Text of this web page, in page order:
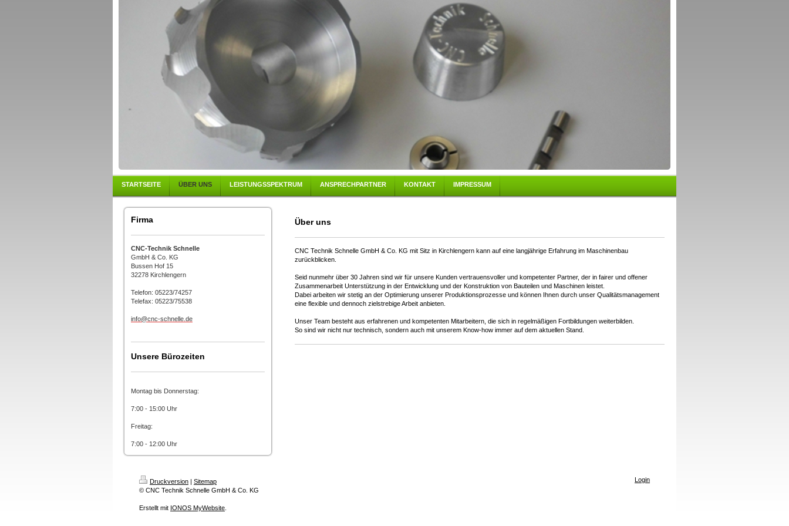
STARTSEITE ÜBER UNS LEISTUNGSSPEKTRUM ANSPRECHPARTNER KONTAKT IMPRESSUM
Firma
CNC-Technik Schnelle
GmbH & Co. KG
Bussen Hof 15
32278 Kirchlengern
Telefon: 05223/74257
Telefax: 05223/75538
info@cnc-schnelle.de
Unsere Bürozeiten
Montag bis Donnerstag:
7:00 - 15:00 Uhr
Freitag:
7:00 - 12:00 Uhr
Über uns
CNC Technik Schnelle GmbH & Co. KG mit Sitz in Kirchlengern kann auf eine langjährige Erfahrung im Maschinenbau
zurückblicken.
Seid nunmehr über 30 Jahren sind wir für unsere Kunden vertrauensvoller und kompetenter Partner, der in fairer und offener
Zusammenarbeit Unterstützung in der Entwicklung und der Konstruktion von Bauteilen und Maschinen leistet.
Dabei arbeiten wir stetig an der Optimierung unserer Produktionsprozesse und können Ihnen durch unser Qualitätsmanagement
eine flexible und dennoch zielstrebige Arbeit anbieten.
Unser Team besteht aus erfahrenen und kompetenten Mitarbeitern, die sich in regelmäßigen Fortbildungen weiterbilden.
So sind wir nicht nur technisch, sondern auch mit unserem Know-how immer auf dem aktuellen Stand.
Druckversion | Sitemap
© CNC Technik Schnelle GmbH & Co. KG
Erstellt mit IONOS MyWebsite
Login